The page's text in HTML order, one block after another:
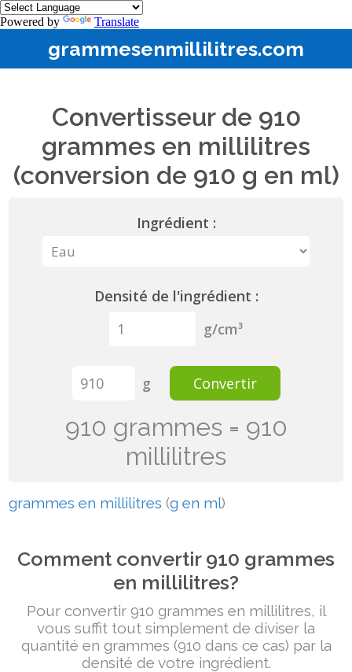
Powered by Translate
grammesenmillilitres.com
Convertisseur de 910
grammes en millilitres
(conversion de 910 g en ml)
Ingrédient :
Densité de l'ingrédient :
g/cm³
g Convertir
910 grammes = 910
millilitres
grammes en millilitres (g en ml)
Comment convertir 910 grammes
en millilitres?
Pour convertir 910 grammes en millilitres, il
vous suffit tout simplement de diviser la
quantité en grammes (910 dans ce cas) par la
densité de votre ingrédient.